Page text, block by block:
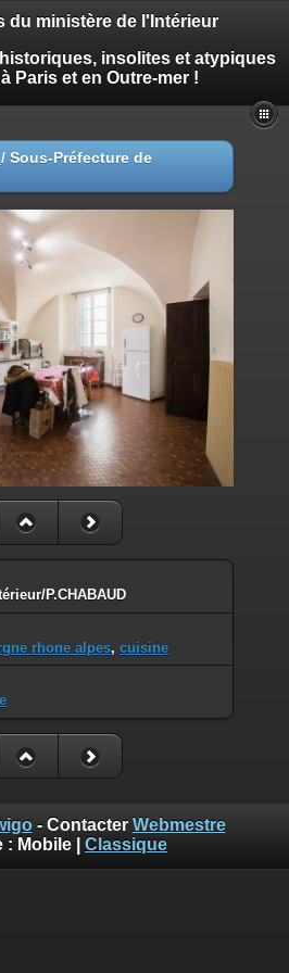
du ministère de l'Intérieur
insolites et atypiques
Paris et en Outre-mer !
/ Sous-Préfecture de
P.CHABAUD
rhone alpes, cuisine
- Contacter Webmestre
: Mobile Classique